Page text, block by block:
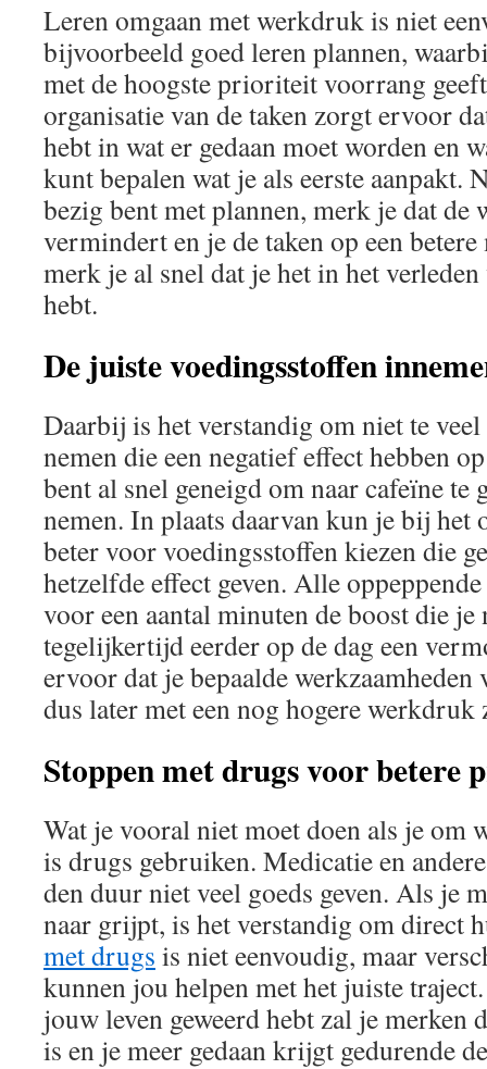
Leren omgaan met werkdruk is niet
bijvoorbeeld goed leren plannen,
met de hoogste prioriteit voorrang
organisatie van de taken zorgt ervoor
hebt in wat er gedaan moet worden en
kunt bepalen wat je als eerste aanpakt.
bezig bent met plannen, merk je dat
vermindert en je de taken op een
merk je al snel dat je het in het
hebt.
De juiste voedingsstoffen
Daarbij is het verstandig om niet te
nemen die een negatief effect hebben
bent al snel geneigd om naar cafeïne
nemen. In plaats daarvan kun je bij het
beter voor voedingsstoffen kiezen die
hetzelfde effect geven. Alle
voor een aantal minuten de boost die je
tegelijkertijd eerder op de dag een
ervoor dat je bepaalde
dus later met een nog hogere werkdruk
Stoppen met drugs voor betere
Wat je vooral niet moet doen als je om
is drugs gebruiken. Medicatie en
den duur niet veel goeds geven. Als je
naar grijpt, is het verstandig om direct
met drugs is niet eenvoudig, maar
kunnen jou helpen met het juiste
jouw leven geweerd hebt zal je merken
is en je meer gedaan krijgt gedurende